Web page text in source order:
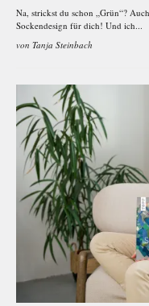
Na, strickst du schon „Grün“?
Sockendesign für dich! Und ich...
von Tanja Steinbach